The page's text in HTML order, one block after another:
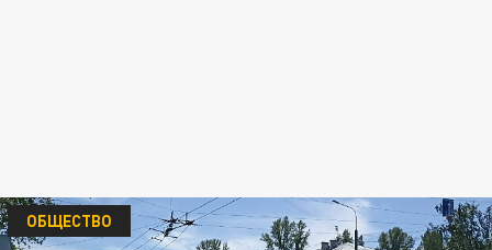
ОБЩЕСТВО